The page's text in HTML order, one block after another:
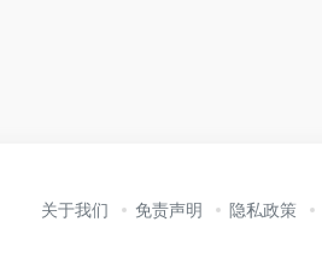
关于我们 免责声明 隐私政策